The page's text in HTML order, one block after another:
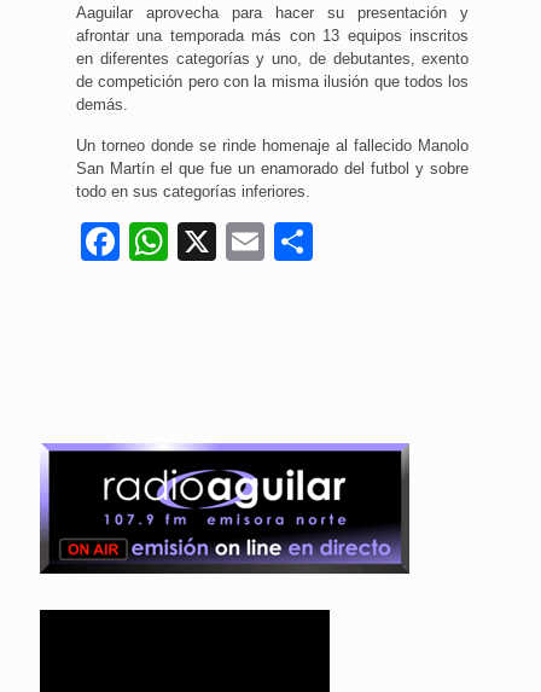
Aaguilar aprovecha para hacer su presentación y
afrontar una temporada más con 13 equipos inscritos
en diferentes categorías y uno, de debutantes, exento
de competición pero con la misma ilusión que todos los
demás.
Un torneo donde se rinde homenaje al fallecido Manolo
San Martín el que fue un enamorado del futbol y sobre
todo en sus categorías inferiores.
Facebook
WhatsApp
X Email